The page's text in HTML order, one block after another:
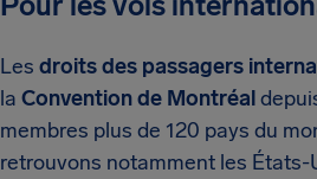
Les droits des passagers
la Convention de Montréal
membres plus de 120 pays du
retrouvons notamment les États-